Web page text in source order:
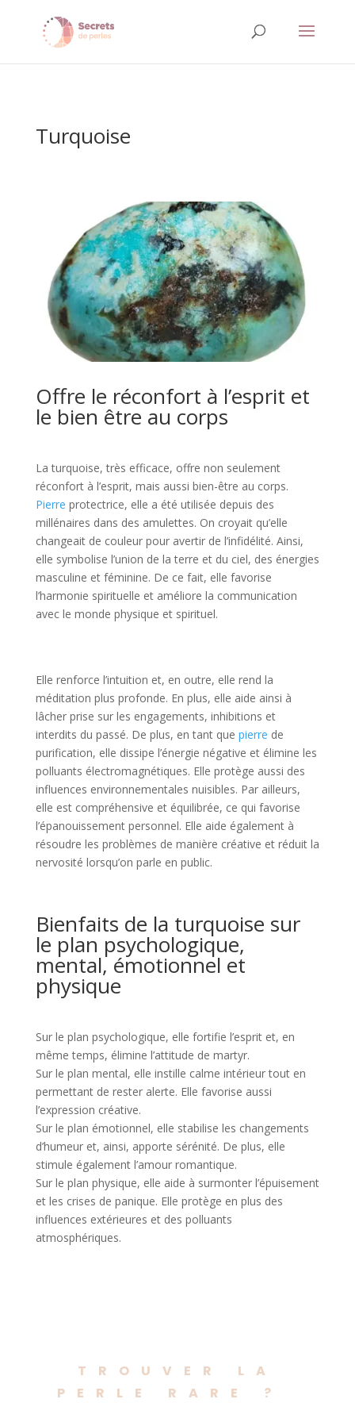
Turquoise
Offre le réconfort à l’esprit et
le bien être au corps
La turquoise, très efficace, offre non seulement
réconfort à l’esprit, mais aussi bien-être au corps.
Pierre protectrice, elle a été utilisée depuis des
millénaires dans des amulettes. On croyait qu’elle
changeait de couleur pour avertir de l’infidélité. Ainsi,
elle symbolise l’union de la terre et du ciel, des énergies
masculine et féminine. De ce fait, elle favorise
l’harmonie spirituelle et améliore la communication
avec le monde physique et spirituel.
Elle renforce l’intuition et, en outre, elle rend la
méditation plus profonde. En plus, elle aide ainsi à
lâcher prise sur les engagements, inhibitions et
interdits du passé. De plus, en tant que pierre de
purification, elle dissipe l’énergie négative et élimine les
polluants électromagnétiques. Elle protège aussi des
influences environnementales nuisibles. Par ailleurs,
elle est compréhensive et équilibrée, ce qui favorise
l’épanouissement personnel. Elle aide également à
résoudre les problèmes de manière créative et réduit la
nervosité lorsqu’on parle en public.
Bienfaits de la turquoise sur
le plan psychologique,
mental, émotionnel et
physique
Sur le plan psychologique, elle fortifie l’esprit et, en
même temps, élimine l’attitude de martyr.
Sur le plan mental, elle instille calme intérieur tout en
permettant de rester alerte. Elle favorise aussi
l’expression créative.
Sur le plan émotionnel, elle stabilise les changements
d’humeur et, ainsi, apporte sérénité. De plus, elle
stimule également l’amour romantique.
Sur le plan physique, elle aide à surmonter l’épuisement
et les crises de panique. Elle protège en plus des
influences extérieures et des polluants
atmosphériques.
TROUVER LA
PERLE RARE ?